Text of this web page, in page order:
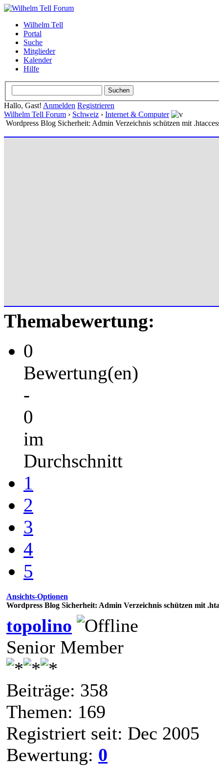
Wilhelm Tell
Portal
Suche
Mitglieder
Kalender
Hilfe
Hallo, Gast! Anmelden Registrieren
Wilhelm Tell Forum › Schweiz › Internet & Computer
Wordpress Blog Sicherheit: Admin Verzeichnis schützen mit
Themabewertung:
0
Bewertung(en)
-
0
im
Durchschnitt
1
2
3
4
5
Ansichts-Optionen
Wordpress Blog Sicherheit: Admin Verzeichnis schützen mit
topolino
Senior Member
Beiträge: 358
Themen: 169
Registriert seit: Dec 2005
Bewertung: 0